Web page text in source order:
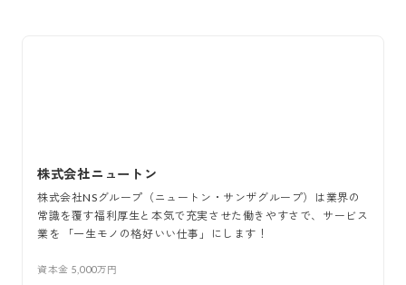
株式会社ニュートン
株式会社NSグループ（ニュートン・サンザグループ）は業界の
常識を覆す福利厚生と本気で充実させた働きやすさで、サービス
業を 「一生モノの格好いい仕事」にします！
資本金 5,000万円